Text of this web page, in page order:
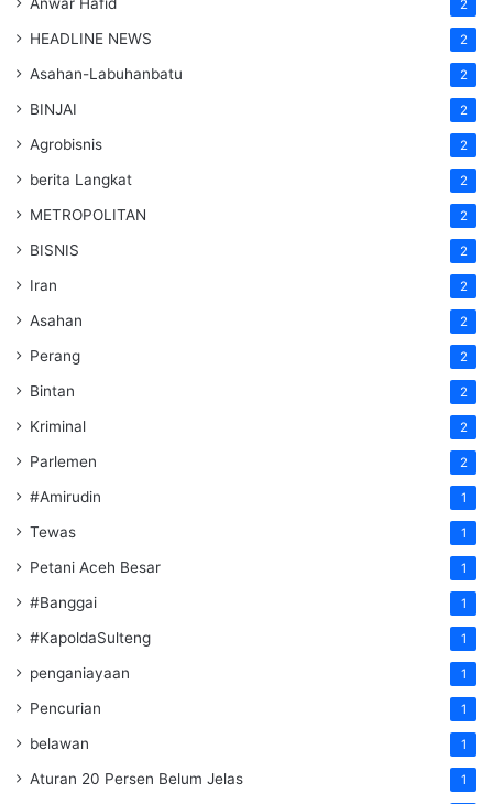
Anwar Hafid 2
HEADLINE NEWS 2
Asahan-Labuhanbatu 2
BINJAI 2
Agrobisnis 2
berita Langkat 2
METROPOLITAN 2
BISNIS 2
Iran 2
Asahan 2
Perang 2
Bintan 2
Kriminal 2
Parlemen 2
#Amirudin 1
Tewas 1
Petani Aceh Besar 1
#Banggai 1
#KapoldaSulteng 1
penganiayaan 1
Pencurian 1
belawan 1
Aturan 20 Persen Belum Jelas 1